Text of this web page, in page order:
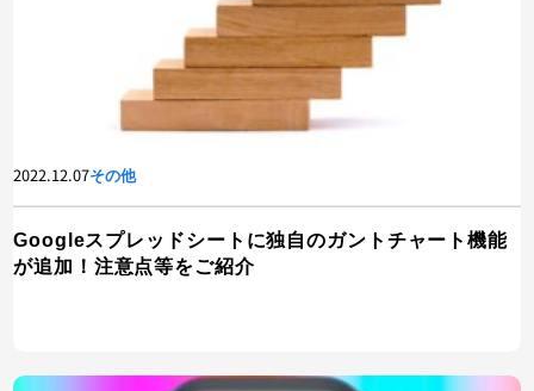
2022.12.07その他
Googleスプレッドシートに独自のガントチャート機能
が追加！注意点等をご紹介